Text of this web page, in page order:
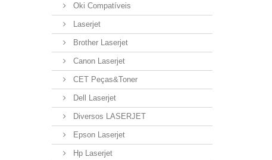
Oki Compatíveis
Laserjet
Brother Laserjet
Canon Laserjet
CET Peças&Toner
Dell Laserjet
Diversos LASERJET
Epson Laserjet
Hp Laserjet